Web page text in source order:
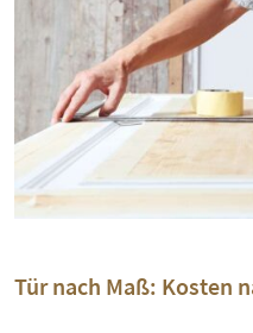
Tür nach Maß: Kosten